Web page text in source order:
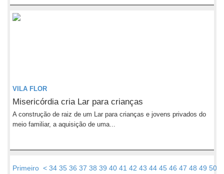
VILA FLOR
Misericórdia cria Lar para crianças
A construção de raiz de um Lar para crianças e jovens privados do
meio familiar, a aquisição de uma...
Primeiro < 34 35 36 37 38 39 40 41 42 43 44 45 46 47 48 49 50